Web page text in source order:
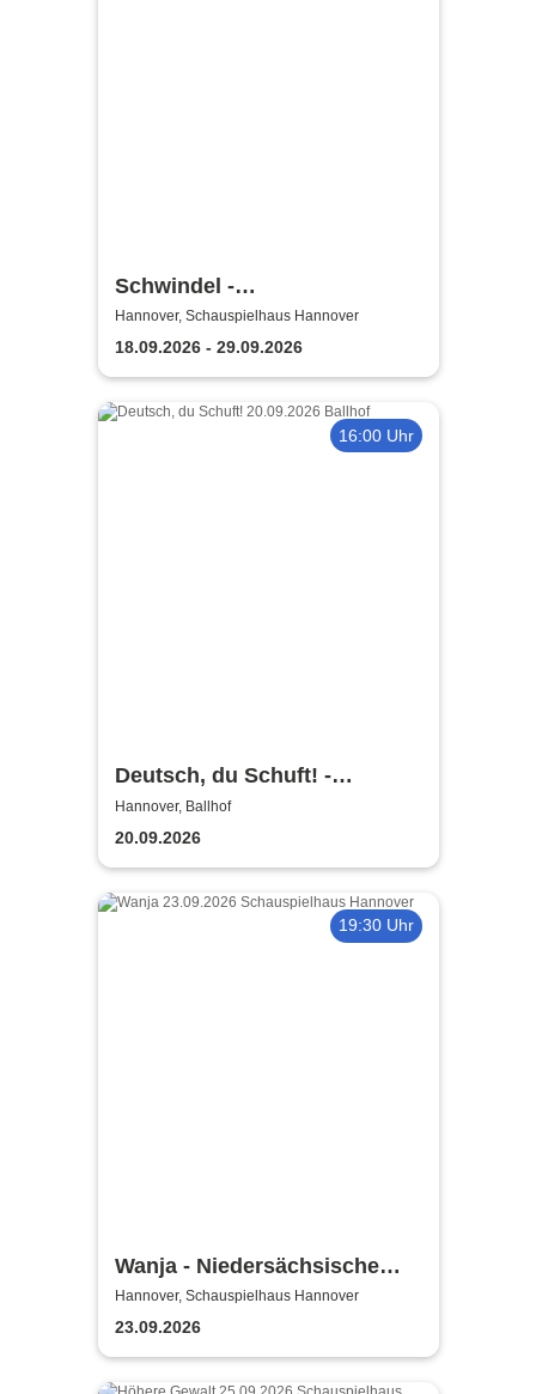
Schwindel -
Niedersächsische
Staatstheater Hannover
Hannover, Schauspielhaus Hannover
18.09.2026 - 29.09.2026
16:00 Uhr
Deutsch, du Schuft! -
Niedersächsisches
Staatstheater Hannover
Hannover, Ballhof
20.09.2026
19:30 Uhr
Wanja - Niedersächsische
Staatstheater Hannover
Hannover, Schauspielhaus Hannover
23.09.2026